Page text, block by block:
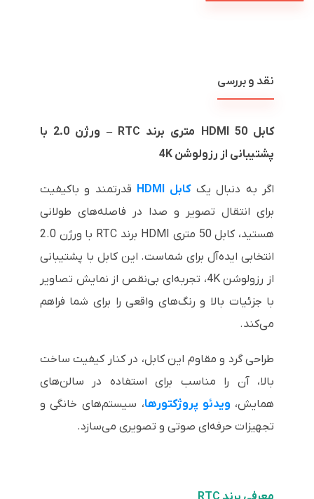
نقد و بررسی
کابل HDMI 50 متری برند RTC – ورژن 2.0 با
پشتیبانی از رزولوشن 4K
اگر به دنبال یککابل HDMI
قدرتمند و باکیفیت
برای انتقال تصویر و صدا در فاصله‌های طولانی
هستید، کابل 50 متری HDMI برند RTC با ورژن 2.0
انتخابی ایده‌آل برای شماست. این کابل با پشتیبانی
از رزولوشن 4K، تجربه‌ای بی‌نقص از نمایش تصاویر
با جزئیات بالا و رنگ‌های واقعی را برای شما فراهم
می‌کند.
طراحی گرد و مقاوم این کابل، در کنار کیفیت ساخت
بالا، آن را مناسب برای استفاده در سالن‌های
همایش، ویدئو پروژکتورها، سیستم‌های خانگی و
تجهیزات حرفه‌ای صوتی و تصویری می‌سازد.